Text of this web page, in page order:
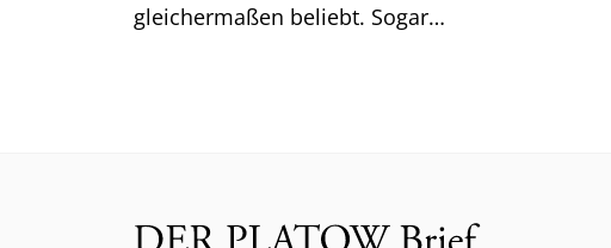
gleichermaßen beliebt. Sogar